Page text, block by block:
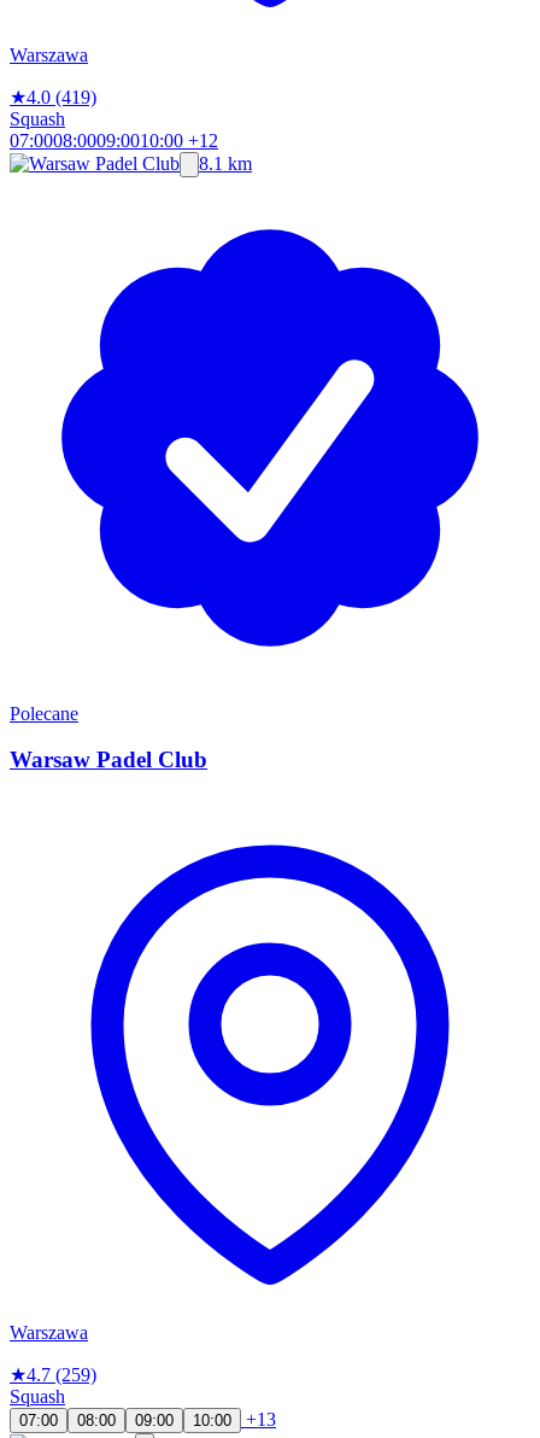
Warszawa
★4.0 (419)
Squash
07:0008:0009:0010:00 +12
8.1 km
Polecane
Warsaw Padel Club
Warszawa
★4.7 (259)
Squash
07:00 08:00 09:00 10:00
+13